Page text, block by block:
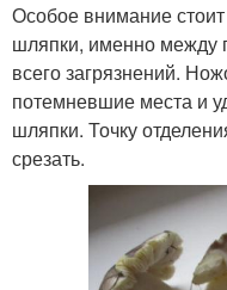
Особое внимание
шляпки, именно между
всего загрязнений.
потемневшие места и
шляпки. Точку
срезать.